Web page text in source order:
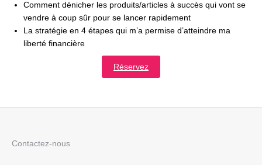
Comment dénicher les produits/articles à succès qui vont se
vendre à coup sûr pour se lancer rapidement
La stratégie en 4 étapes qui m’a permise d’atteindre ma
liberté financière
Réservez
Contactez-nous